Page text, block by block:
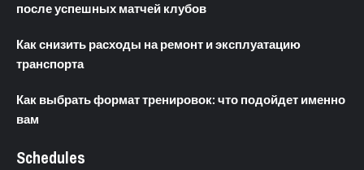
после успешных матчей клубов
Как снизить расходы на ремонт и эксплуатацию
транспорта
Как выбрать формат тренировок: что подойдет именно
вам
Schedules